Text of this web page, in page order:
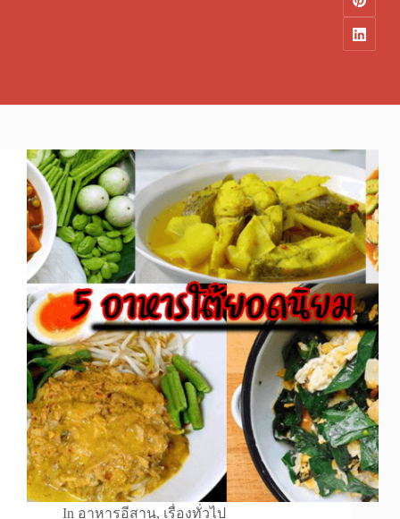
In อาหารอีสาน, เรื่องทั่วไป